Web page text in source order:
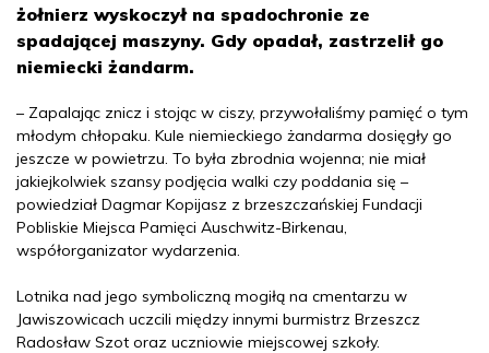
żołnierz wyskoczył na spadochronie ze
spadającej maszyny. Gdy opadał, zastrzelił go
niemiecki żandarm.
– Zapalając znicz i stojąc w ciszy, przywołaliśmy pamięć o tym
młodym chłopaku. Kule niemieckiego żandarma dosięgły go
jeszcze w powietrzu. To była zbrodnia wojenna; nie miał
jakiejkolwiek szansy podjęcia walki czy poddania się –
powiedział Dagmar Kopijasz z brzeszczańskiej Fundacji
Pobliskie Miejsca Pamięci Auschwitz-Birkenau,
współorganizator wydarzenia.
Lotnika nad jego symboliczną mogiłą na cmentarzu w
Jawiszowicach uczcili między innymi burmistrz Brzeszcz
Radosław Szot oraz uczniowie miejscowej szkoły.